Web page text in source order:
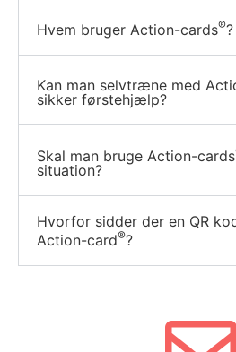
Hvem bruger Action-cards®?
Kan man selvtræne med
sikker førstehjælp?
Skal man bruge Action-cards
situation?
Hvorfor sidder der en QR
Action-card®?